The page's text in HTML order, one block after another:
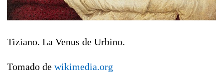
Tiziano. La Venus de Urbino.
Tomado de wikimedia.org